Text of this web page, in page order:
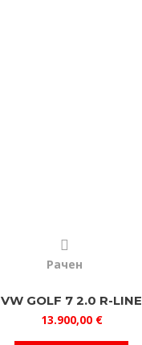
Рачен
VW GOLF 7 2.0 R-LINE
13.900,00 €